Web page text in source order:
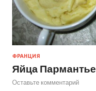
ФРАНЦИЯ
Яйца Пармантье
Оставьте комментарий